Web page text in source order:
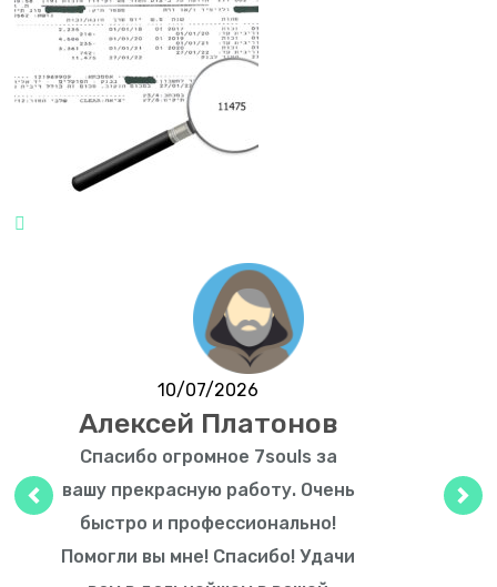
Предыдущий
10/07/2026
Алексей Платонов
Спасибо огромное 7souls за
вашу прекрасную работу. Очень
быстро и профессионально!
Помогли вы мне! Спасибо! Удачи